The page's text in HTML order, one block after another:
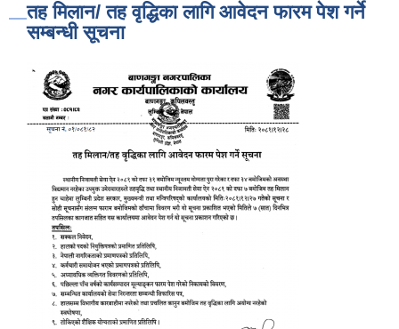
तह मिलान/ तह वृद्धिका लागि आवेदन फारम पेश गर्ने
सम्बन्धी सूचना